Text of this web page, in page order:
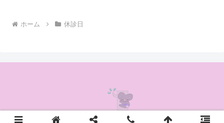
ホーム 休診日
© 2020 かんの耳鼻咽喉科クリニック.